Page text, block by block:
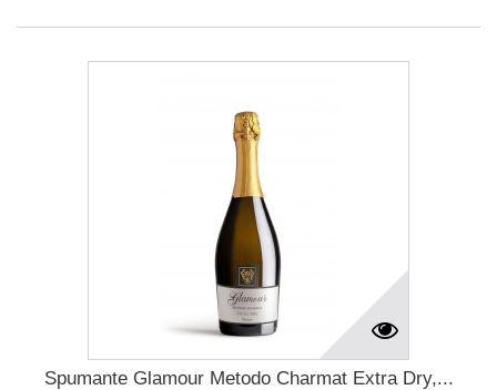
Spumante Glamour Metodo Charmat Extra Dry,...